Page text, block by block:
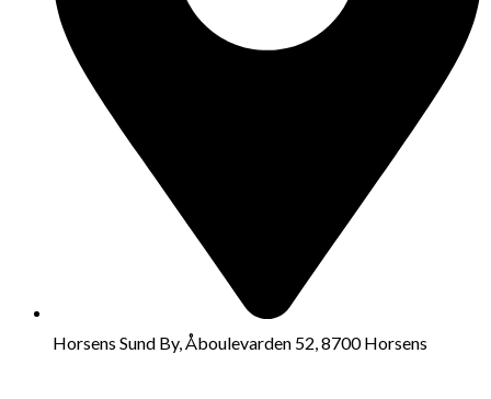
Horsens Sund By, Åboulevarden 52, 8700 Horsens